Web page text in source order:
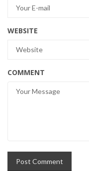
WEBSITE
COMMENT